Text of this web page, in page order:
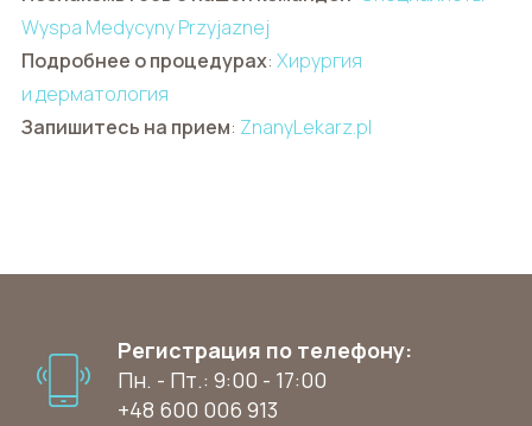
Wyspa Medycyny Przyjaznej
Подробнее о процедурах: Хирургия
и дерматология
Запишитесь на прием: ZnanyLekarz.pl
Регистрация по телефону:
Пн. - Пт.: 9:00 - 17:00
+48 600 006 913